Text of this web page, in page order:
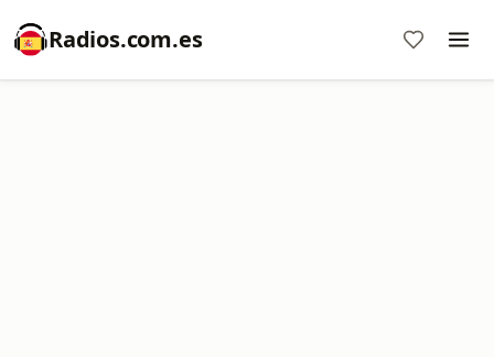
Radios.com.es